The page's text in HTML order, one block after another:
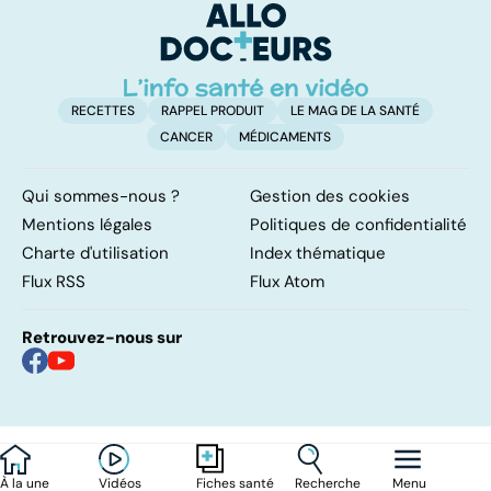
À la une Vidéos Fiches santé Recherche Menu
gastrique
RECETTES RAPPEL PRODUIT
LE MAG DE LA SANTÉ
CANCER
MÉDICAMENTS
Qui sommes-nous ?
Gestion des cookies
Mentions légales
Politiques de confidentialité
Charte d'utilisation
Index thématique
Flux RSS
Flux Atom
Retrouvez-nous sur